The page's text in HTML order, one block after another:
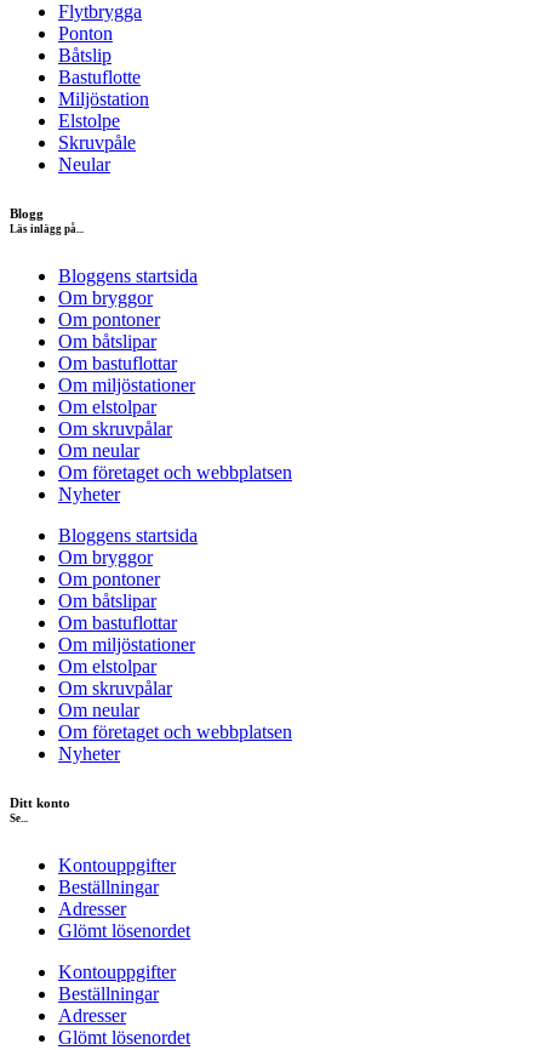
Flytbrygga
Ponton
Båtslip
Bastuflotte
Miljöstation
Elstolpe
Skruvpåle
Neular
Blogg
Läs inlägg på...
Bloggens startsida
Om bryggor
Om pontoner
Om båtslipar
Om bastuflottar
Om miljöstationer
Om elstolpar
Om skruvpålar
Om neular
Om företaget och webbplatsen
Nyheter
Bloggens startsida
Om bryggor
Om pontoner
Om båtslipar
Om bastuflottar
Om miljöstationer
Om elstolpar
Om skruvpålar
Om neular
Om företaget och webbplatsen
Nyheter
Ditt konto
Se...
Kontouppgifter
Beställningar
Adresser
Glömt lösenordet
Kontouppgifter
Beställningar
Adresser
Glömt lösenordet